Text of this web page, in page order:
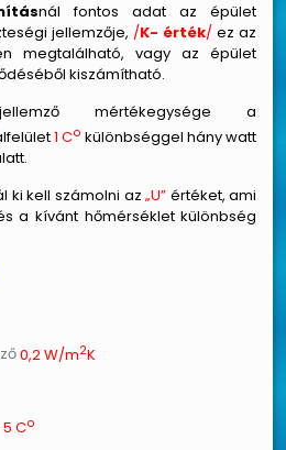
nál fontos adat az épület
jellemzője, /K- érték/ ez az
megtalálható, vagy az épület
kiszámítható.
mértékegysége a
1 Co különbséggel hány watt
ki kell számolni az „U” értéket, ami
a kívánt hőmérséklet különbség
0,2 W/m2K
Co